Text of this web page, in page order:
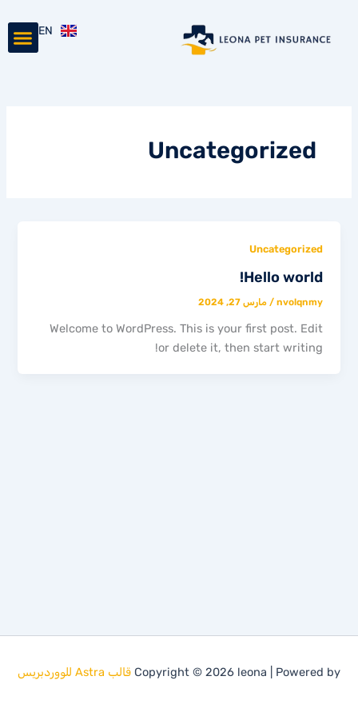
المحتوى
EN
Uncategorized
Uncategorized
Hello world!
nvolqnmy
/مارس 27, 2024
Welcome to WordPress. This is your first post. Edit
or delete it, then start writing!
Copyright © 2026 leona | Powered by قالب Astra للووردبريس